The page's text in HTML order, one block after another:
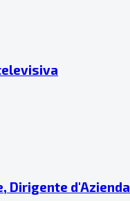
Dirigente d'Azienda